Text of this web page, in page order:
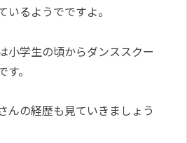
るようでですよ。
小学生の頃からダンススクー
。
んの経歴も見ていきましょう